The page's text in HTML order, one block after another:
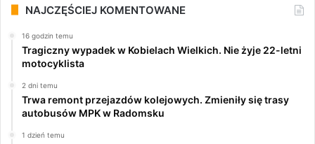
NAJCZĘŚCIEJ KOMENTOWANE
16 godzin temu
Tragiczny wypadek w Kobielach Wielkich. Nie żyje 22-letni
motocyklista
2 dni temu
Trwa remont przejazdów kolejowych. Zmieniły się trasy
autobusów MPK w Radomsku
1 dzień temu